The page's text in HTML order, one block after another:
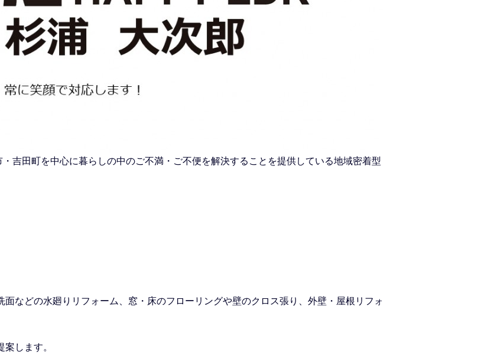
吉田町を中心に暮らしの中のご不満・ご不便を解決することを提供している地域密着型
面などの水廻りリフォーム
、窓・床のフローリングや壁のクロス張り、外壁・屋根リフォ
します。